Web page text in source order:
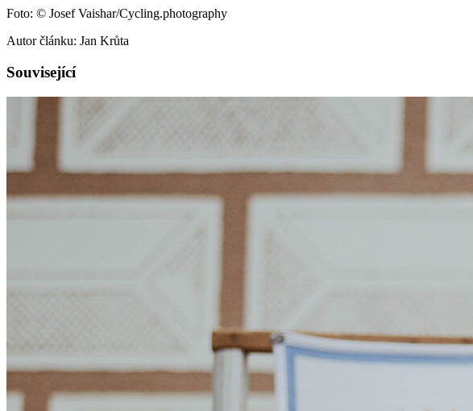
Foto: © Josef Vaishar/Cycling.photography
Autor článku: Jan Krůta
Související